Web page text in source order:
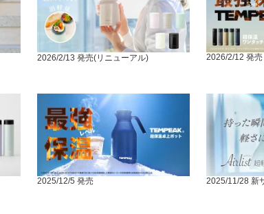
2026/2/13 発売(リニューアル) 2026/2/12 発売
2025/12/5 発売 2025/11/28 新